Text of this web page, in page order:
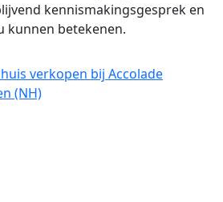
kennismakingsgesprek en
kunnen betekenen.
verkopen bij Accolade
(NH)